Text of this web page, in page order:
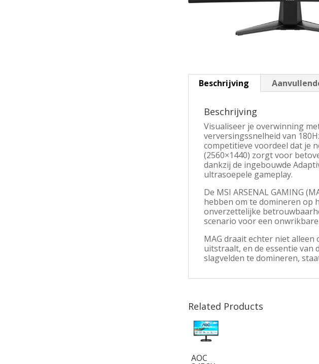
Beschrijving
Beschrijving
Visualiseer je overwinning
verversingssnelheid van
competitieve voordeel dat je
(2560×1440) zorgt voor
dankzij de ingebouwde
ultrasoepele gameplay.
De MSI ARSENAL GAMING
hebben om te domineren op
onverzettelijke
scenario voor een
MAG draait echter niet
uitstraalt, en de essentie van
slagvelden te domineren,
Related Products
AOC